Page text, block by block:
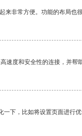
来非常方便。功能的布局也
速度和安全性的连接，并帮
下，比如将设置页面进行优